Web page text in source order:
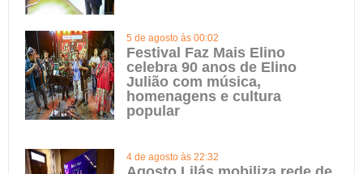
5 de agosto às 00:02
Festival Faz Mais Elino
celebra 90 anos de Elino
Julião com música,
homenagens e cultura
popular
4 de agosto às 22:32